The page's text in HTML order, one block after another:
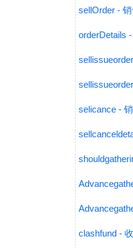
sellOrder -
orderDetails
selicance -
clashfund -